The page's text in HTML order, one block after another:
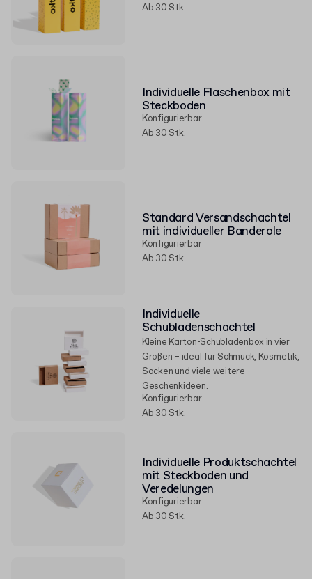
Ab 30 Stk.
Individuelle Flaschenbox mit
Steckboden
Konfigurierbar
Ab 30 Stk.
Standard Versandschachtel
mit individueller Banderole
Konfigurierbar
Ab 30 Stk.
Individuelle
Schubladenschachtel
Kleine Karton-Schubladenbox in vier
Größen – ideal für Schmuck, Kosmetik,
Socken und viele weitere
Geschenkideen.
Konfigurierbar
Ab 30 Stk.
Individuelle Produktschachtel
mit Steckboden und
Veredelungen
Konfigurierbar
Ab 30 Stk.